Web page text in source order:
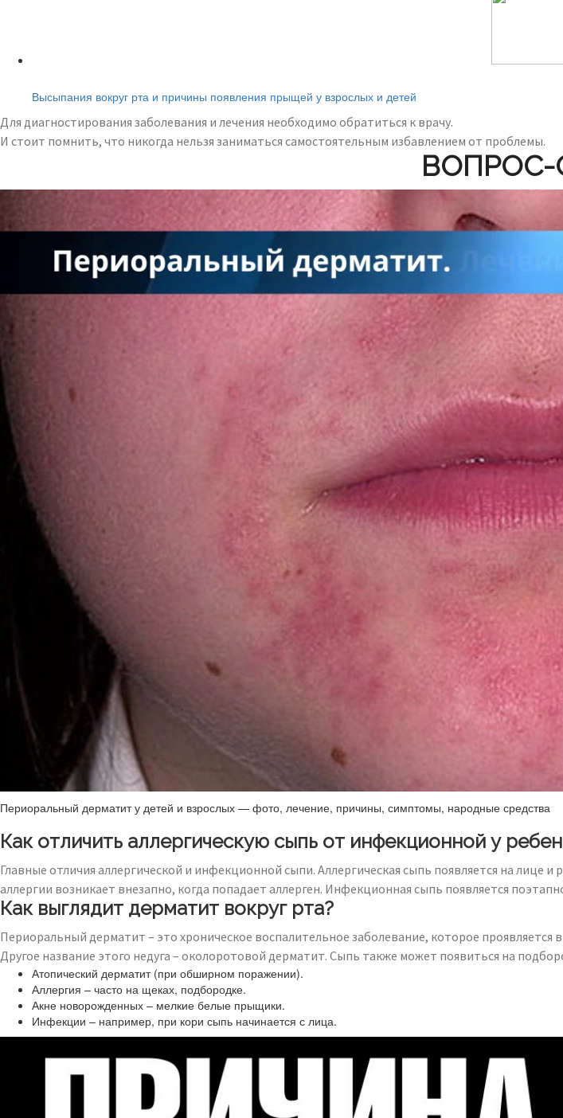
Высыпания вокруг рта и причины появления прыщей у взрослых и детей
Для диагностирования заболевания и лечения необходимо обратиться к врачу.
И стоит помнить, что никогда нельзя заниматься самостоятельным избавлением от проблемы.
ВОПРОС-
Периоральный дерматит у детей и взрослых — фото, лечение, причины, симптомы, народные средства
Как отличить аллергическую сыпь от инфекционной у
Главные отличия аллергической и инфекционной сыпи. Аллергическая сыпь появляется на лице
аллергии возникает внезапно, когда попадает аллерген. Инфекционная сыпь появляется
Как выглядит дерматит вокруг рта?
Периоральный дерматит – это хроническое воспалительное заболевание, которое
Другое название этого недуга – околоротовой дерматит. Сыпь также может появиться на
Атопический дерматит (при обширном поражении).
Аллергия – часто на щеках, подбородке.
Акне новорожденных – мелкие белые прыщики.
Инфекции – например, при кори сыпь начинается с лица.